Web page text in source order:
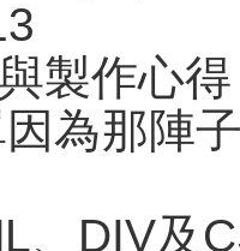
製作心
為那陣
、DIV及